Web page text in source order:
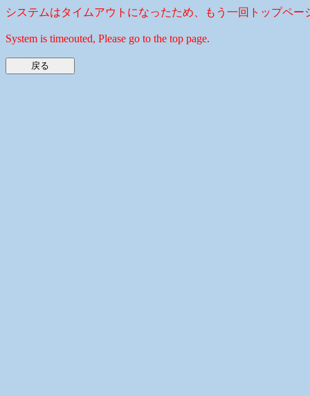
システムはタイムアウトになったため、もう一回トップペー
System is timeouted, Please go to the top page.